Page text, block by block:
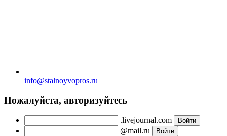
info@stalnoyvopros.ru
Пожалуйста, авторизуйтесь
.livejournal.com
@mail.ru